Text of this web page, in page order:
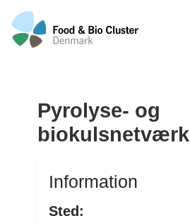
Pyrolyse- og
biokulsnetværk
Information
Sted: